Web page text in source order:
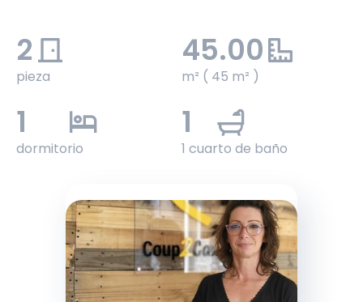
2
pieza
45.00
m² ( 45 m² )
1
dormitorio
1
1 cuarto de baño